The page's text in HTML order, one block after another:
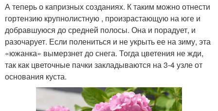
А теперь о капризных созданиях. К таким можно отнести
гортензию крупнолистную , произрастающую на юге и
добравшуюся до средней полосы. Она и порадует, и
разочарует. Если полениться и не укрыть ее на зиму, эта
«южанка» вымерзнет до снега. Тогда цветения не жди,
так как цветочные пачки закладываются на 3-4 узле от
основания куста.